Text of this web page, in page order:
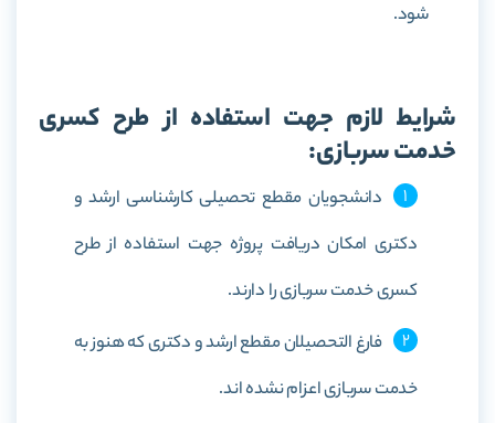
شود.
شرایط لازم جهت استفاده از طرح کسری
خدمت سربازی:
دانشجویان مقطع تحصیلی کارشناسی ارشد و
دکتری امکان دریافت پروژه جهت استفاده از طرح
کسری خدمت سربازی را دارند.
فارغ التحصیلان مقطع ارشد و دکتری که هنوز به
خدمت سربازی اعزام نشده اند.